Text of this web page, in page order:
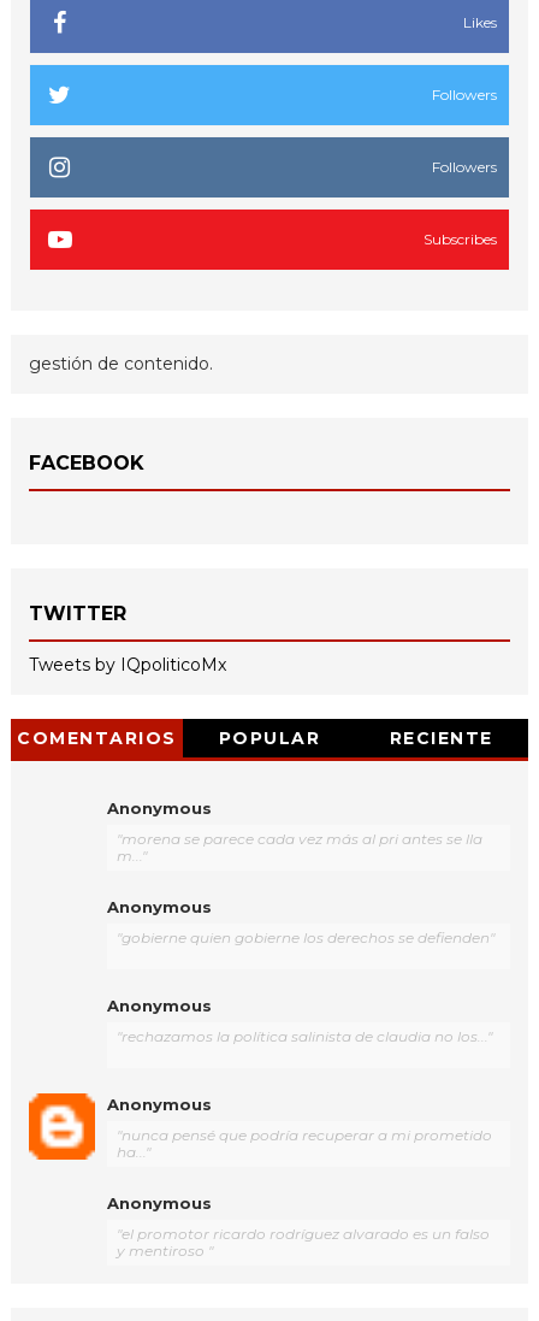
Likes
Followers
Followers
Subscribes
gestión de contenido.
FACEBOOK
TWITTER
Tweets by IQpoliticoMx
COMENTARIOS POPULAR RECIENTE
Anonymous
"morena se parece cada vez más al pri antes se lla
m..."
Anonymous
"gobierne quien gobierne los derechos se defienden"
Anonymous
"rechazamos la política salinista de claudia no los..."
Anonymous
"nunca pensé que podría recuperar a mi prometido
ha..."
Anonymous
"el promotor ricardo rodríguez alvarado es un falso
y mentiroso "